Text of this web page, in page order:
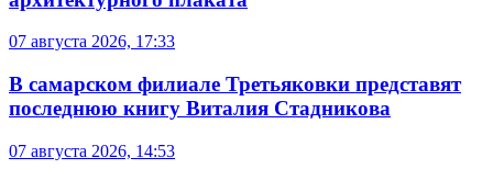
07 августа 2026, 17:33
В самарском филиале Третьяковки представят
последнюю книгу Виталия Стадникова
07 августа 2026, 14:53